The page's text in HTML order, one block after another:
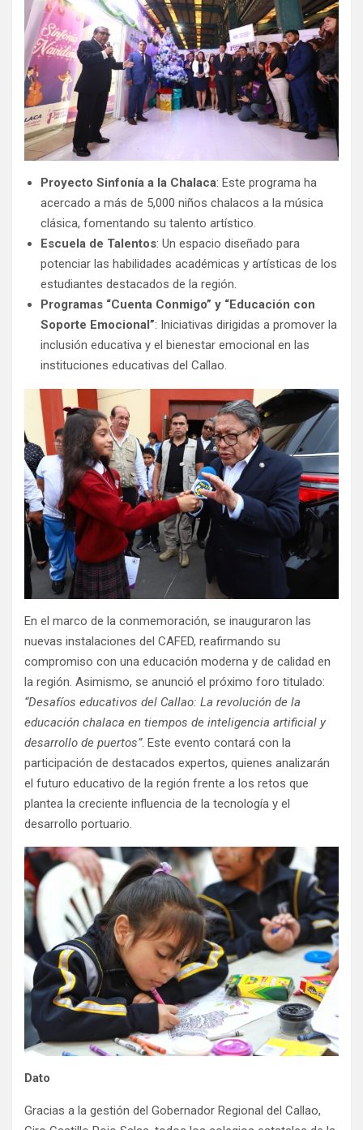
Proyecto Sinfonía a la Chalaca: Este programa ha
acercado a más de 5,000 niños chalacos a la música
clásica, fomentando su talento artístico.
Escuela de Talentos: Un espacio diseñado para
potenciar las habilidades académicas y artísticas de los
estudiantes destacados de la región.
Programas “Cuenta Conmigo” y “Educación con
Soporte Emocional”: Iniciativas dirigidas a promover la
inclusión educativa y el bienestar emocional en las
instituciones educativas del Callao.
En el marco de la conmemoración, se inauguraron las
nuevas instalaciones del CAFED, reafirmando su
compromiso con una educación moderna y de calidad en
la región. Asimismo, se anunció el próximo foro titulado:
“Desafíos educativos del Callao: La revolución de la
educación chalaca en tiempos de inteligencia artificial y
desarrollo de puertos”. Este evento contará con la
participación de destacados expertos, quienes analizarán
el futuro educativo de la región frente a los retos que
plantea la creciente influencia de la tecnología y el
desarrollo portuario.
Dato
Gracias a la gestión del Gobernador Regional del Callao,